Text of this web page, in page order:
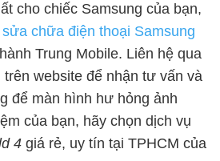
cho chiếc Samsung của bạn,
sửa chữa điện thoại Samsung
Trung Mobile. Liên hệ qua
trên website để nhận tư vấn và
để màn hình hư hỏng ảnh
của bạn, hãy chọn dịch vụ
4 giá rẻ, uy tín tại TPHCM của